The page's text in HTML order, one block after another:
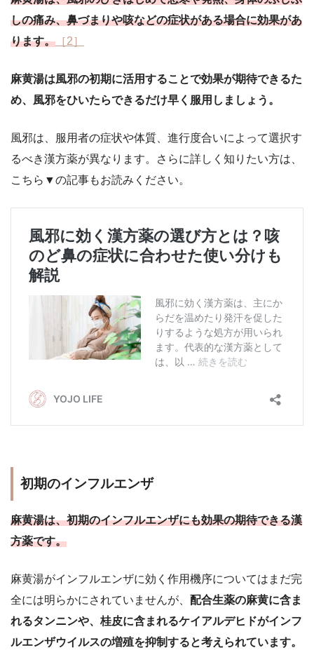
しの痛み、鼻づまりや咳などの症状がある場合に効果があ
ります。 ［2］
麻黄湯は風邪の初期に活用することで効果が期待できるた
め、風邪をひいたらできるだけ早く服用しましょう。
風邪は、服用者の症状や体質、進行度合いによって選択す
るべき漢方薬が異なります。
さらに詳しく知りたい方は、
こちら▼の記事もお読みください。
初期のインフルエンザ
麻黄湯は、初期のインフルエンザにも効果の期待できる漢
方薬です。
麻黄湯がインフルエンザに効く作用機序についてはまだ完
全には明らかにされていませんが、 配合生薬の麻黄に含ま
れるタンニンや、桂皮に含まれるケイアルデヒドがインフ
ルエンザウイルスの増殖を抑制すると考えられています。